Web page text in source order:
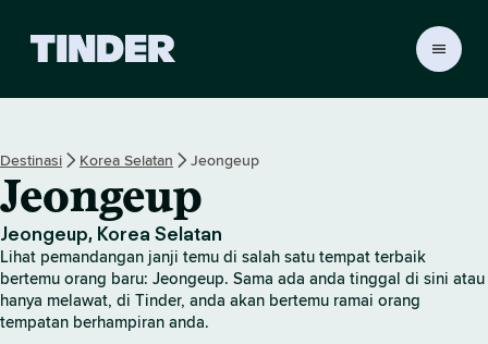
a
n
U
t
a
m
a
T
Destinasi Korea Selatan Jeongeup
Jeongeup
Jeongeup, Korea Selatan
Lihat pemandangan janji temu di salah satu tempat terbaik
bertemu orang baru: Jeongeup. Sama ada anda tinggal di sini atau
hanya melawat, di Tinder, anda akan bertemu ramai orang
tempatan berhampiran anda.